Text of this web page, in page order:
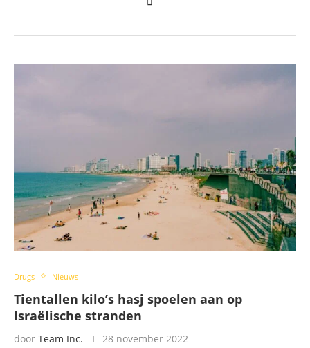
Drugs Nieuws
Tientallen kilo’s hasj spoelen aan op
Israëlische stranden
door Team Inc. 28 november 2022